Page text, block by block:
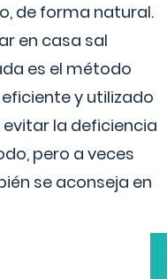
de forma natural.
en casa sal
es el método
y utilizado
la deficiencia
pero a veces
se aconseja en